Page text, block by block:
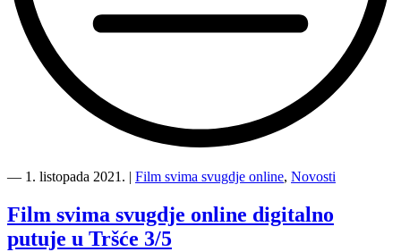
svima
online
na
edukacijskom
― 1. listopada 2021. | Film svima svugdje online, Novosti
Film svima svugdje online digitalno
putuje u Tršće 3/5